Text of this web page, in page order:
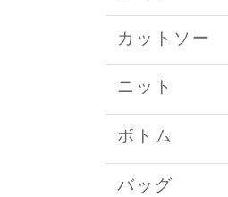
カットソー
ニット
ボトム
バッグ